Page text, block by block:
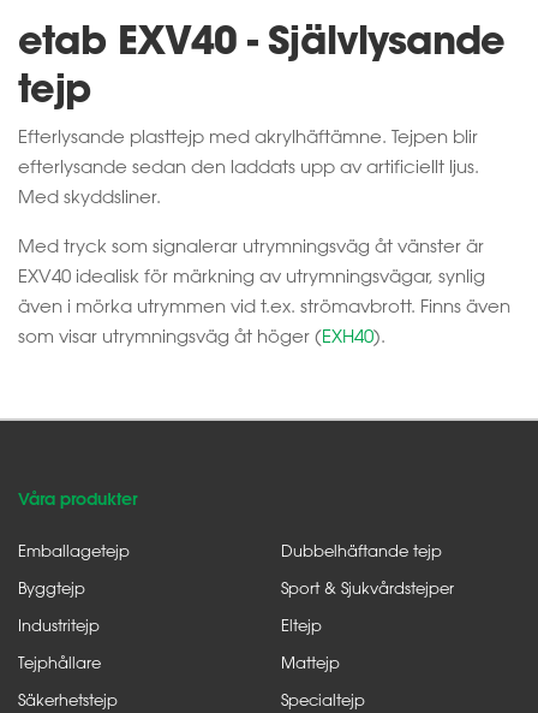
etab EXV40 - Självlysande
tejp
Efterlysande plasttejp med akrylhäftämne. Tejpen blir
efterlysande sedan den laddats upp av artificiellt ljus.
Med skyddsliner.
Med tryck som signalerar utrymningsväg åt vänster är
EXV40 idealisk för märkning av utrymningsvägar, synlig
även i mörka utrymmen vid t.ex. strömavbrott. Finns även
som visar utrymningsväg åt höger (EXH40).
Våra produkter
Emballagetejp
Byggtejp
Industritejp
Tejphållare
Säkerhetstejp
Dubbelhäftande tejp
Sport & Sjukvårdstejper
Eltejp
Mattejp
Specialtejp